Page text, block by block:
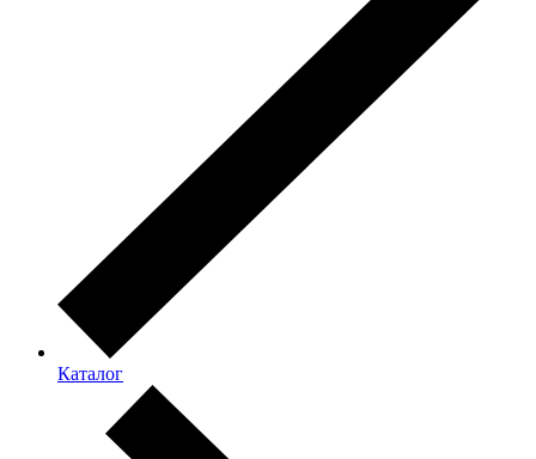
Каталог